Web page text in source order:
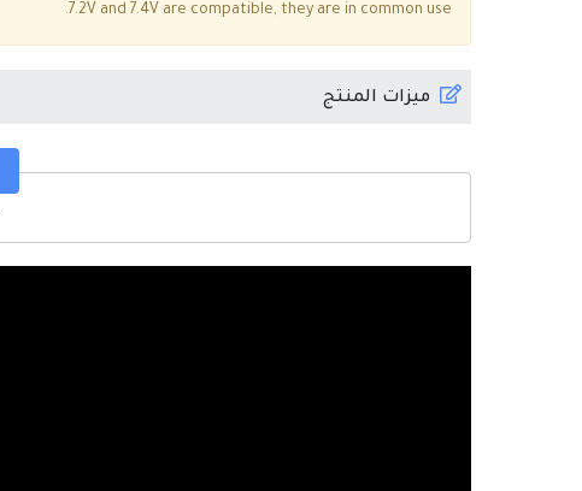
7.2V and 7.4V are compatible, they are in common use.
ميزات المنتج